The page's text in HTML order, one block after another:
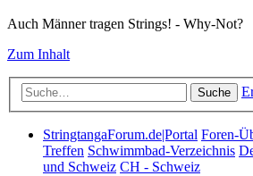
Auch Männer tragen Strings! - Why-Not?
Zum Inhalt
Suche
StringtangaForum.de|Portal Foren-
Treffen Schwimmbad-Verzeichnis
und Schweiz CH - Schweiz